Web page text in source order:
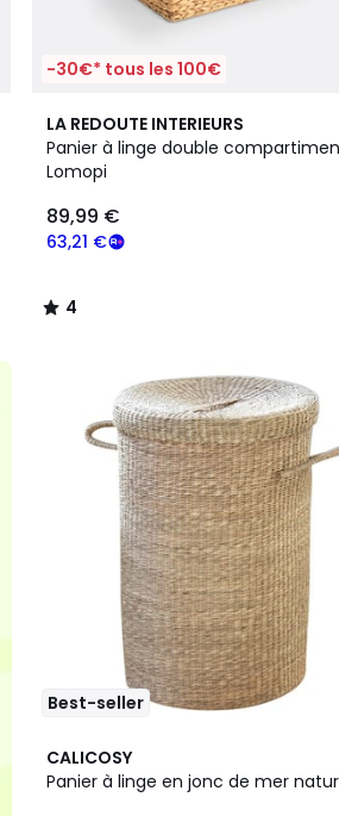
-30€* tous les 100€
LA REDOUTE INTERIEURS
Panier à linge double
Lomopi
63,21 €
89,99 €
4
/
5
4
/
Best-seller
CALICOSY
Panier à linge en jonc de mer
4,1
/ 5